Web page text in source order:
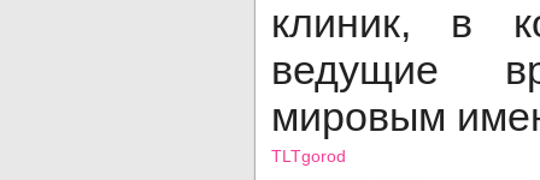
клиник, в
ведущие
мировым
TLTgorod